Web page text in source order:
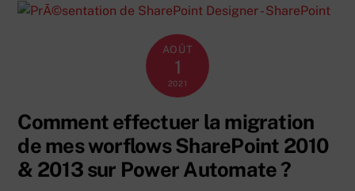
AOÛT
1
2021
Comment effectuer la migration
de mes worflows SharePoint 2010
& 2013 sur Power Automate ?